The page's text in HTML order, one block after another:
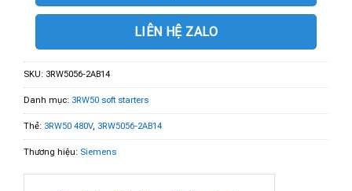
LIÊN HỆ ZALO
SKU: 3RW5056-2AB14
Danh mục: 3RW50 soft starters
Thẻ: 3RW50 480V, 3RW5056-2AB14
Thương hiệu: Siemens